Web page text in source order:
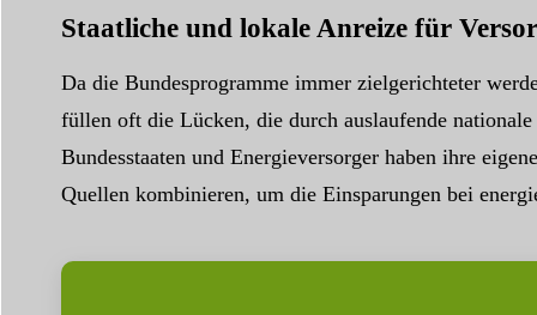
Staatliche und lokale Anreize für
Da die Bundesprogramme immer zielgerichteter
füllen oft die Lücken, die durch auslaufende
Bundesstaaten und Energieversorger haben ihre
Quellen kombinieren, um die Einsparungen bei